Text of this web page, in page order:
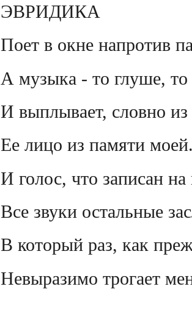
ЭВРИДИКА
Поет в окне напротив
А музыка - то глуше,
И выплывает, словно из
Ее лицо из памяти
И голос, что записан на
Все звуки остальные
В который раз, как
Невыразимо трогает